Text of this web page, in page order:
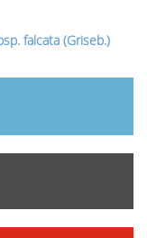
falcata (Griseb.)